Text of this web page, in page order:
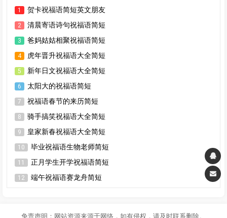
1 贺卡祝福语简短英文朋友
2 清晨寄语诗句祝福语简短
3 爸妈姑姑相聚祝福语简短
4 虎年晋升祝福语大全简短
5 新年日文祝福语大全简短
6 太阳大的祝福语简短
7 祝福语春节的来历简短
8 骑手搞笑祝福语大全简短
9 皇家新春祝福语大全简短
10 毕业祝福语生物老师简短
11 正月学生开学祝福语简短
12 端午祝福语赛龙舟简短
免责声明：网站资源来源于网络，如有侵权，请及时联系删除。